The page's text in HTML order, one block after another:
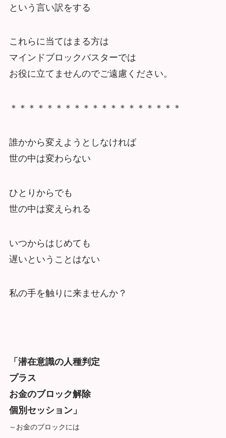
という言い訳をする
これらに当てはまる方は
マインドブロックバスターでは
お役に立てませんのでご遠慮ください。
＊＊＊＊＊＊＊＊＊＊＊＊＊＊＊＊＊＊＊
誰かから変えようとしなければ
世の中は変わらない
ひとりからでも
世の中は変えられる
いつからはじめても
遅いということはない
私の手を触りに来ませんか？
「潜在意識の人種判定
プラス
お金のブロック解除
個別セッション」
～お金のブロックには